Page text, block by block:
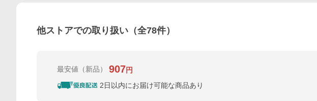
他ストアでの取り扱い（全78件）
最安値 （新品） 907円
2日以内にお届け可能な商品あり